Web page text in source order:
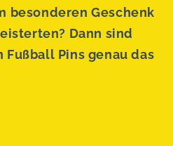
besonderen Geschenk
Dann sind
Pins genau das